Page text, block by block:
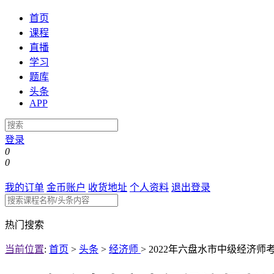
首页
课程
直播
学习
题库
头条
APP
登录
0
0
我的订单 金币账户 收货地址 个人资料 退出登录
热门搜索
当前位置: 首页 > 头条 > 经济师 > 2022年六盘水市中级经济师